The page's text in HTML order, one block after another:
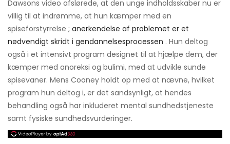
Dawsons video afslørede, at den unge indholdsskaber nu er
villig til at indrømme, at hun kæmper med en
spiseforstyrrelse ; anerkendelse af problemet er et
nødvendigt skridt i gendannelsesprocessen . Hun deltog
også i et intensivt program designet til at hjælpe dem, der
kæmper med anoreksi og bulimi, med at udvikle sunde
spisevaner. Mens Cooney holdt op med at nævne, hvilket
program hun deltog i, er det sandsynligt, at hendes
behandling også har inkluderet mental sundhedstjeneste
samt fysiske sundhedsvurderinger.